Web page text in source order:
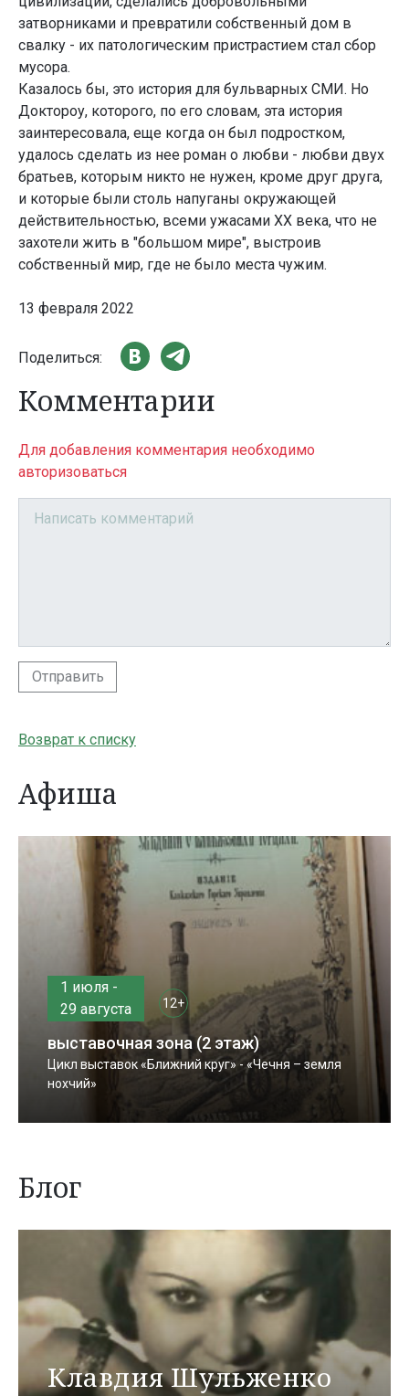
затворниками и превратили собственный дом в
свалку - их патологическим пристрастием стал сбор
мусора.
Казалось бы, это история для бульварных СМИ. Но
Доктороу, которого, по его словам, эта история
заинтересовала, еще когда он был подростком,
удалось сделать из нее роман о любви - любви двух
братьев, которым никто не нужен, кроме друг друга,
и которые были столь напуганы окружающей
действительностью, всеми ужасами ХХ века, что не
захотели жить в "большом мире", выстроив
собственный мир, где не было места чужим.
13 февраля 2022
Поделиться:
Комментарии
Для добавления комментария необходимо
авторизоваться
Отправить
Возврат к списку
Афиша
1 июля -
29 августа
12+
выставочная зона (2 этаж)
Цикл выставок «Ближний круг» - «Чечня – земля
нохчий»
Блог
Клавдия Шульженко